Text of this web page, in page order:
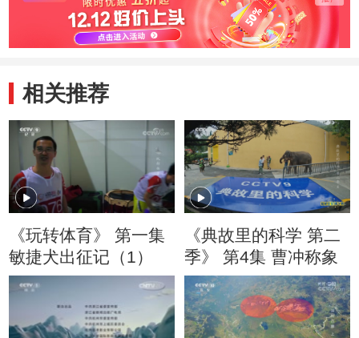
相关推荐
《玩转体育》 第一集
敏捷犬出征记（1）
《典故里的科学 第二
季》 第4集 曹冲称象